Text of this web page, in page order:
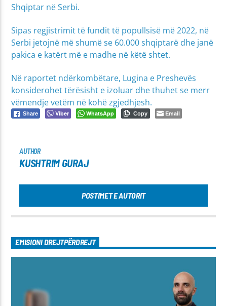
Shqiptar në Serbi.
Sipas regjistrimit të fundit të popullsisë më 2022, në
Serbi jetojnë më shumë se 60.000 shqiptarë dhe janë
pakica e katërt më e madhe në këtë shtet.
Në raportet ndërkombëtare, Lugina e Preshevës
konsiderohet tërësisht e izoluar dhe thuhet se merr
vëmendje vetëm në kohë zgjedhjesh.
Share Viber WhatsApp Copy Email
AUTHOR
KUSHTRIM GURAJ
POSTIMET E AUTORIT
EMISIONI DREJTPËRDREJT